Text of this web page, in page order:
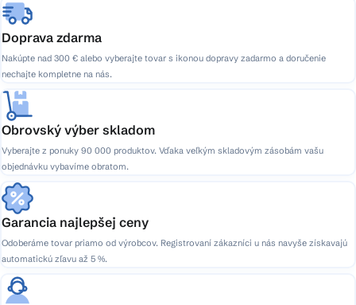
Doprava zdarma
Nakúpte nad 300 € alebo vyberajte tovar s ikonou dopravy zadarmo a doručenie
nechajte kompletne na nás.
Obrovský výber skladom
Vyberajte z ponuky 90 000 produktov. Vďaka veľkým skladovým zásobám vašu
objednávku vybavíme obratom.
Garancia najlepšej ceny
Odoberáme tovar priamo od výrobcov. Registrovaní zákazníci u nás navyše získavajú
automatickú zľavu až 5 %.